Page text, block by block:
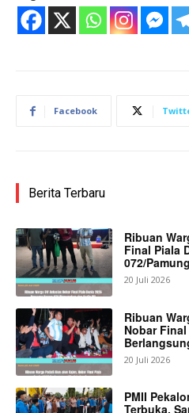
Facebook
Berita Terbaru
Ribuan
Final Piala
072/
20 Juli 2026
Ribuan
Nobar
20 Juli 2026
PMII
Terbuka,